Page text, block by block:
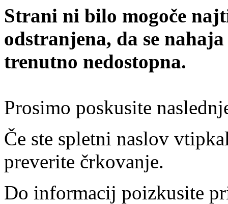
Strani ni bilo mogoče
odstranjena, da se
trenutno nedostopna.
Prosimo poskusite
Če ste spletni naslov
preverite črkovanje.
Do informacij poizkusite